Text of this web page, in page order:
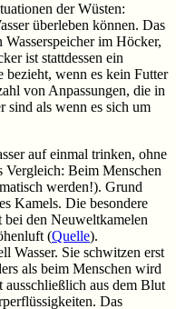
der Wüsten:
überleben können. Das
im Höcker,
ist stattdessen ein
bezieht, wenn es kein Futter
von Anpassungen, die in
sind als wenn es sich um
auf einmal trinken, ohne
Vergleich: Beim Menschen
werden!). Grund
Kamels. Die besondere
den Neuweltkamelen
(Quelle).
Wasser. Sie schwitzen erst
als beim Menschen wird
ausschließlich aus dem Blut
Das